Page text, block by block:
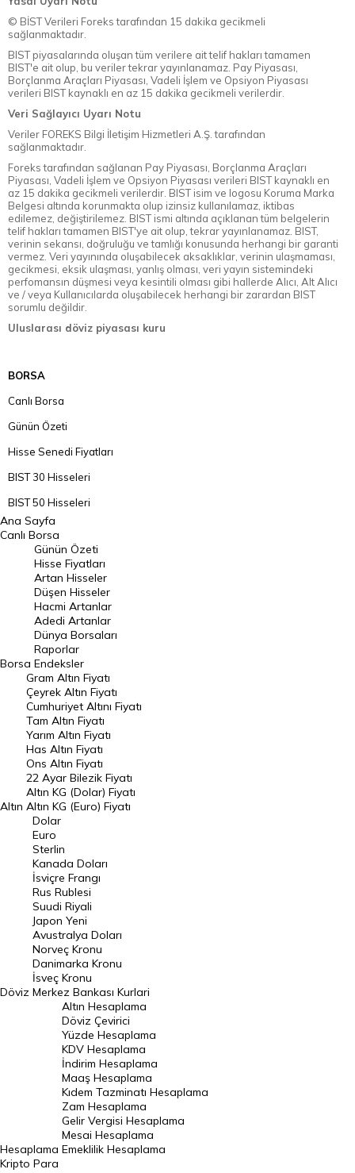
© BİST Verileri Foreks tarafından 15 dakika gecikmeli
sağlanmaktadır.
BIST piyasalarında oluşan tüm verilere ait telif hakları tamamen
BIST'e ait olup, bu veriler tekrar yayınlanamaz. Pay Piyasası,
Borçlanma Araçları Piyasası, Vadeli İşlem ve Opsiyon Piyasası
verileri BIST kaynaklı en az 15 dakika gecikmeli verilerdir.
Veri Sağlayıcı Uyarı Notu
Veriler FOREKS Bilgi İletişim Hizmetleri A.Ş. tarafından
sağlanmaktadır.
Foreks tarafından sağlanan Pay Piyasası, Borçlanma Araçları
Piyasası, Vadeli İşlem ve Opsiyon Piyasası verileri BIST kaynaklı en
az 15 dakika gecikmeli verilerdir. BIST isim ve logosu Koruma Marka
Belgesi altında korunmakta olup izinsiz kullanılamaz, iktibas
edilemez, değiştirilemez. BIST ismi altında açıklanan tüm belgelerin
telif hakları tamamen BIST'ye ait olup, tekrar yayınlanamaz. BIST,
verinin sekansı, doğruluğu ve tamlığı konusunda herhangi bir garanti
vermez. Veri yayınında oluşabilecek aksaklıklar, verinin ulaşmaması,
gecikmesi, eksik ulaşması, yanlış olması, veri yayın sistemindeki
perfomansın düşmesi veya kesintili olması gibi hallerde Alıcı, Alt Alıcı
ve / veya Kullanıcılarda oluşabilecek herhangi bir zarardan BIST
sorumlu değildir.
Uluslarası döviz piyasası kuru
BORSA
Canlı Borsa
Günün Özeti
Hisse Senedi Fiyatları
BIST 30 Hisseleri
BIST 50 Hisseleri
BIST 100 Hisseleri
En Çok Artan Hisseler
En Çok Düşen Hisseler
Hacmi Artanlar
Geçmiş Kapanışlar
Dünya Borsaları
Raporlar
Endeksler
DÖVİZ
Döviz Kuru
Dolar Kuru
Euro Kuru
Pound Kuru
Frank Kuru
Riyal Kuru
Avustralya Doları
Danimarka Kronu Kuru
Kanada Doları Kuru
Norveç Kronu Kuru
İsveç Kronu Kuru
Japon Yeni Kuru
Serbest Piyasa Döviz Kurları
Merkez Bankası Döviz Kurları
Altın Fiyatları
Ana Sayfa
Canlı Borsa
Borsa
Günün Özeti
Hisse Fiyatları
Artan Hisseler
Düşen Hisseler
Hacmi Artanlar
Adedi Artanlar
Dünya Borsaları
Raporlar
Endeksler
Altın
Gram Altın Fiyatı
Çeyrek Altın Fiyatı
Cumhuriyet Altını Fiyatı
Tam Altın Fiyatı
Yarım Altın Fiyatı
Has Altın Fiyatı
Ons Altın Fiyatı
22 Ayar Bilezik Fiyatı
Altın KG (Dolar) Fiyatı
Altın KG (Euro) Fiyatı
Döviz
Dolar
Euro
Sterlin
Kanada Doları
İsviçre Frangı
Rus Rublesi
Suudi Riyali
Japon Yeni
Avustralya Doları
Norveç Kronu
Danimarka Kronu
İsveç Kronu
Merkez Bankası Kurlari
Hesaplama
Altın Hesaplama
Döviz Çevirici
Yüzde Hesaplama
KDV Hesaplama
İndirim Hesaplama
Maaş Hesaplama
Kıdem Tazminatı Hesaplama
Zam Hesaplama
Gelir Vergisi Hesaplama
Mesai Hesaplama
Emeklilik Hesaplama
Kripto Para